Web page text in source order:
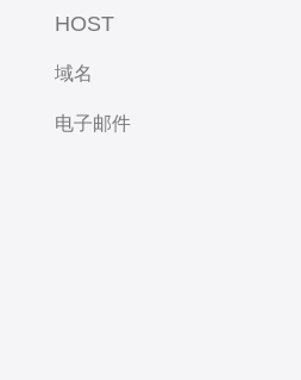
HOST
域名
电子邮件